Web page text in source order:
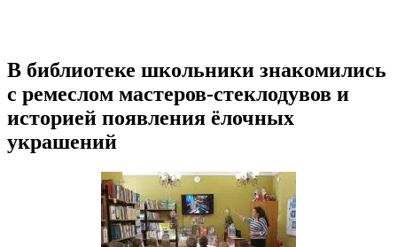
В библиотеке школьники знакомились
с ремеслом мастеров-стеклодувов и
историей появления ёлочных
украшений